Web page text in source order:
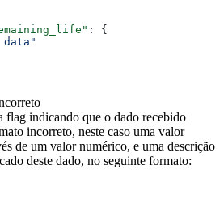
: {
data"
flag indicando que o dado recebido
incorreto, neste caso uma valor
de um valor numérico, e uma descrição
deste dado, no seguinte formato: